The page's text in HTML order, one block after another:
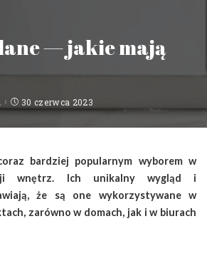
— jakie mają
30 czerwca 2023
bardziej popularnym wyborem w
wnętrz. Ich unikalny wygląd i
że są one wykorzystywane w
zarówno w domach, jak i w biurach